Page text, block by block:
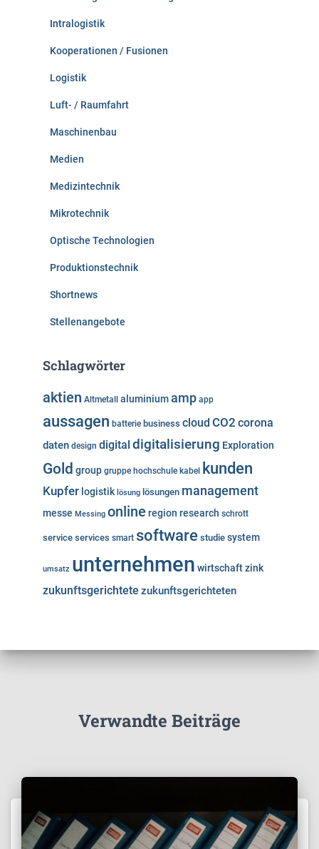
Intralogistik
Kooperationen / Fusionen
Logistik
Luft- / Raumfahrt
Maschinenbau
Medien
Medizintechnik
Mikrotechnik
Optische Technologien
Produktionstechnik
Shortnews
Stellenangebote
Schlagwörter
aktien Altmetall aluminiumamp app
aussagen batterie business cloud CO2 corona
daten design digital digitalisierung Exploration
Gold group gruppe hochschule kabel kunden
Kupfer logistik lösung lösungen management
messe Messing online region research schrott
service services smart software studie system
umsatz unternehmen wirtschaftzink
zukunftsgerichtete zukunftsgerichteten
Verwandte Beiträge